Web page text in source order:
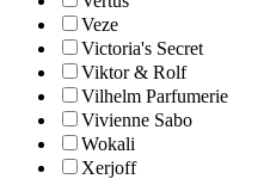
Veze
Victoria's Secret
Viktor & Rolf
Vilhelm Parfumerie
Vivienne Sabo
Wokali
Xerjoff